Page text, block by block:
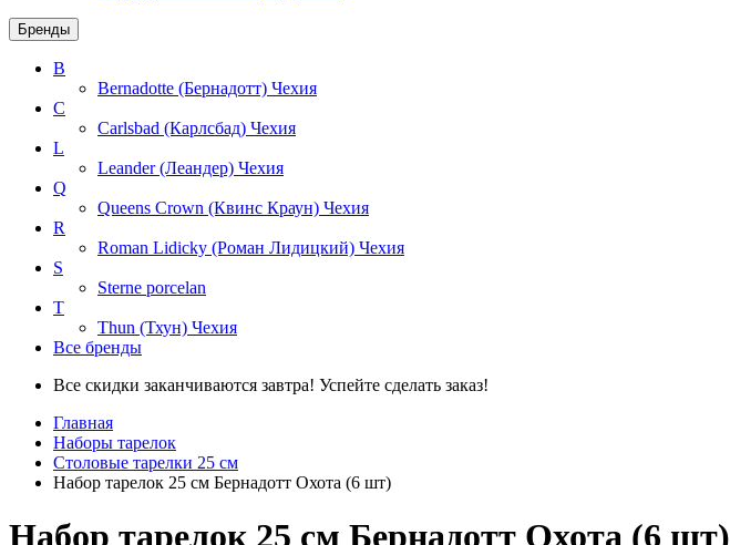
Бренды
B
Bernadotte (Бернадотт) Чехия
C
Carlsbad (Карлсбад) Чехия
L
Leander (Леандер) Чехия
Q
Queens Crown (Квинс Краун) Чехия
R
Roman Lidicky (Роман Лидицкий) Чехия
S
Sterne porcelan
T
Thun (Тхун) Чехия
Все бренды
Все скидки заканчиваются завтра! Успейте сделать заказ!
Главная
Наборы тарелок
Столовые тарелки 25 см
Набор тарелок 25 см Бернадотт Охота (6 шт)
Набор тарелок 25 см Бернадотт Охота (6 шт)